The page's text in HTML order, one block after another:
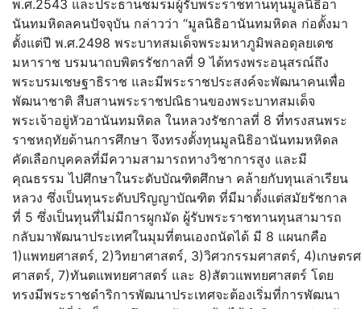
พ.ศ.2543 และประธานชมรมผู้รับพระราชทานทุนมูลนิธิอา
นันทมหิดลคนปัจจุบัน กล่าวว่า “มูลนิธิอานันทมหิดล ก่อตั้งมา
ตั้งแต่ปี พ.ศ.2498 พระบาทสมเด็จพระมหาภูมิพลอดุลยเดช
มหาราช บรมนาถบพิตรรัชกาลที่ 9 ได้ทรงพระอนุสรณ์ถึง
พระบรมเชษฐาธิราช และมีพระราชประสงค์จะพัฒนาคนเพื่อ
พัฒนาชาติ สืบสานพระราชปณิธานของพระบาทสมเด็จ
พระเจ้าอยู่หัวอานันทมหิดล ในหลวงรัชกาลที่ 8 ที่ทรงสนพระ
ราชหฤทัยด้านการศึกษา จึงทรงตั้งทุนมูลนิธิอานันทมหหิดล
คัดเลือกบุคคลที่มีความสามารถทางวิชาการสูง และมี
คุณธรรม ไปศึกษาในระดับบัณฑิตศึกษา คล้ายกับทุนเล่าเรียน
หลวง ซึ่งเป็นทุนระดับปริญญาบัณฑิต ที่มีมาตั้งแต่สมัยรัชกาล
ที่ 5 ซึ่งเป็นทุนที่ไม่มีการผูกมัด ผู้รับพระราชทานทุนสามารถ
กลับมาพัฒนาประเทศในมุมที่ตนเองถนัดได้ มี 8 แผนกคือ
1)แพทยศาสตร์, 2)วิทยาศาสตร์, 3)วิศวกรรมศาสตร์, 4)เกษต
ศาสตร์, 7)ทันตแพทยศาสตร์ และ 8)สัตวแพทยศาสตร์ โดย
ทรงมีพระราชดำริการพัฒนาประเทศจะต้องเริ่มที่การพัฒนา